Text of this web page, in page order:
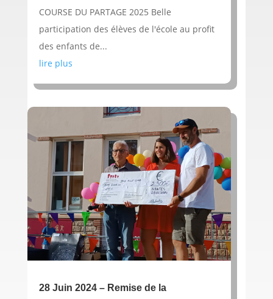
COURSE DU PARTAGE 2025 Belle
participation des élèves de l'école au profit
des enfants de...
lire plus
28 Juin 2024 – Remise de la